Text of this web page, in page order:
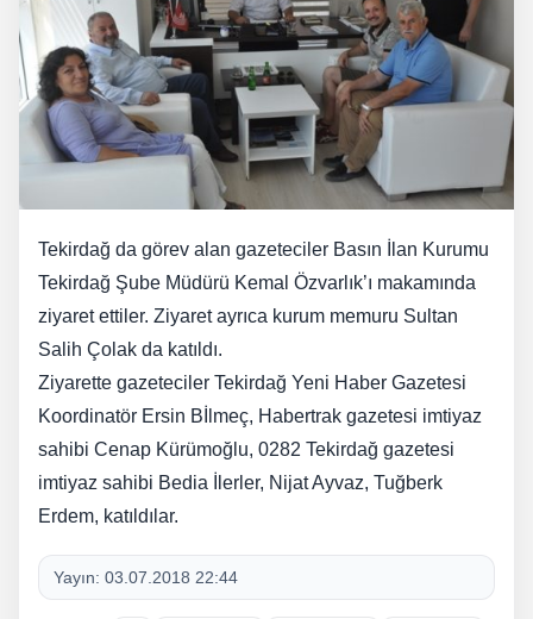
Tekirdağ da görev alan gazeteciler Basın İlan Kurumu
Tekirdağ Şube Müdürü Kemal Özvarlık’ı makamında
ziyaret ettiler. Ziyaret ayrıca kurum memuru Sultan
Salih Çolak da katıldı.
Ziyarette gazeteciler Tekirdağ Yeni Haber Gazetesi
Koordinatör Ersin Bİlmeç, Habertrak gazetesi imtiyaz
sahibi Cenap Kürümoğlu, 0282 Tekirdağ gazetesi
imtiyaz sahibi Bedia İlerler, Nijat Ayvaz, Tuğberk
Erdem, katıldılar.
Yayın: 03.07.2018 22:44